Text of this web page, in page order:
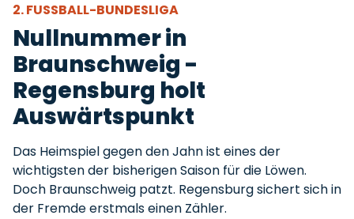
2. FUSSBALL-BUNDESLIGA
Nullnummer in
Braunschweig -
Regensburg holt
Auswärtspunkt
Das Heimspiel gegen den Jahn ist eines der
wichtigsten der bisherigen Saison für die Löwen.
Doch Braunschweig patzt. Regensburg sichert sich in
der Fremde erstmals einen Zähler.